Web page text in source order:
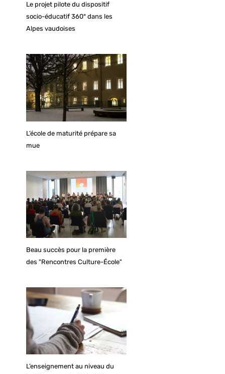
Le projet pilote du dispositif
socio-éducatif 360° dans les
Alpes vaudoises
L’école de maturité prépare sa
mue
Beau succès pour la première
des "Rencontres Culture-École"
L’enseignement au niveau du